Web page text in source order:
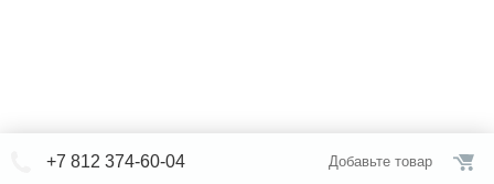
+7 812 374-60-04 Добавьте товар